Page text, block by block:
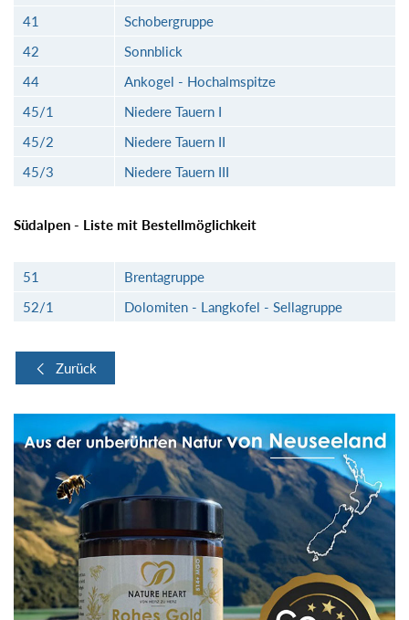
41
Schobergruppe
42
Sonnblick
44
Ankogel - Hochalmspitze
45/1
Niedere Tauern I
45/2
Niedere Tauern II
45/3
Niedere Tauern III
Südalpen - Liste mit Bestellmöglichkeit
51
Brentagruppe
52/1
Dolomiten - Langkofel - Sellagruppe
Zurück